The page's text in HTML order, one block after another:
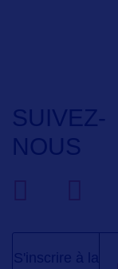
SUIVEZ-
NOUS
S'inscrire à la